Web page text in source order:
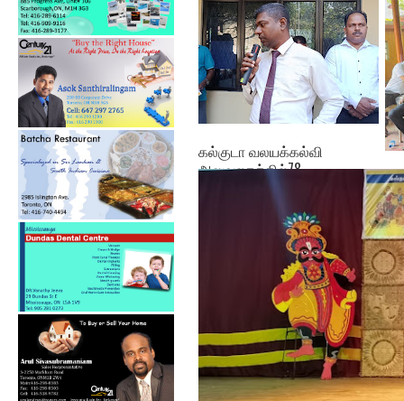
கல்குடா வலயக்கல்வி
அலுவலகத்தில்78 ...